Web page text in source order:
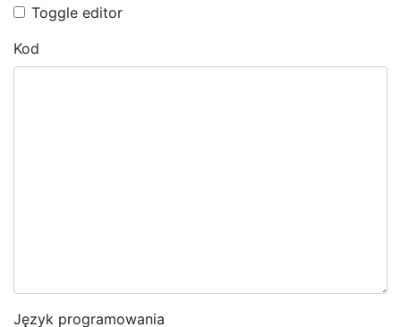
Toggle editor
Kod
Język programowania